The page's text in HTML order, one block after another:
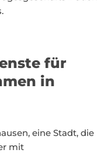
für
in
eine Stadt, die
mit